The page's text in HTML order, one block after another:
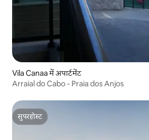
Vila Canaa में अपार्टमेंट
Arraial do Cabo - Praia dos Anjos
सुपरहोस्ट
सुपरहोस्ट